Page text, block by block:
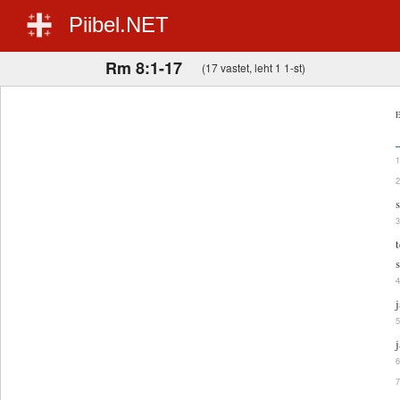
Piibel.NET
Rm 8:1-17 (17 vastet, leht 1 1-st)
1
2
3
4
5
6
7